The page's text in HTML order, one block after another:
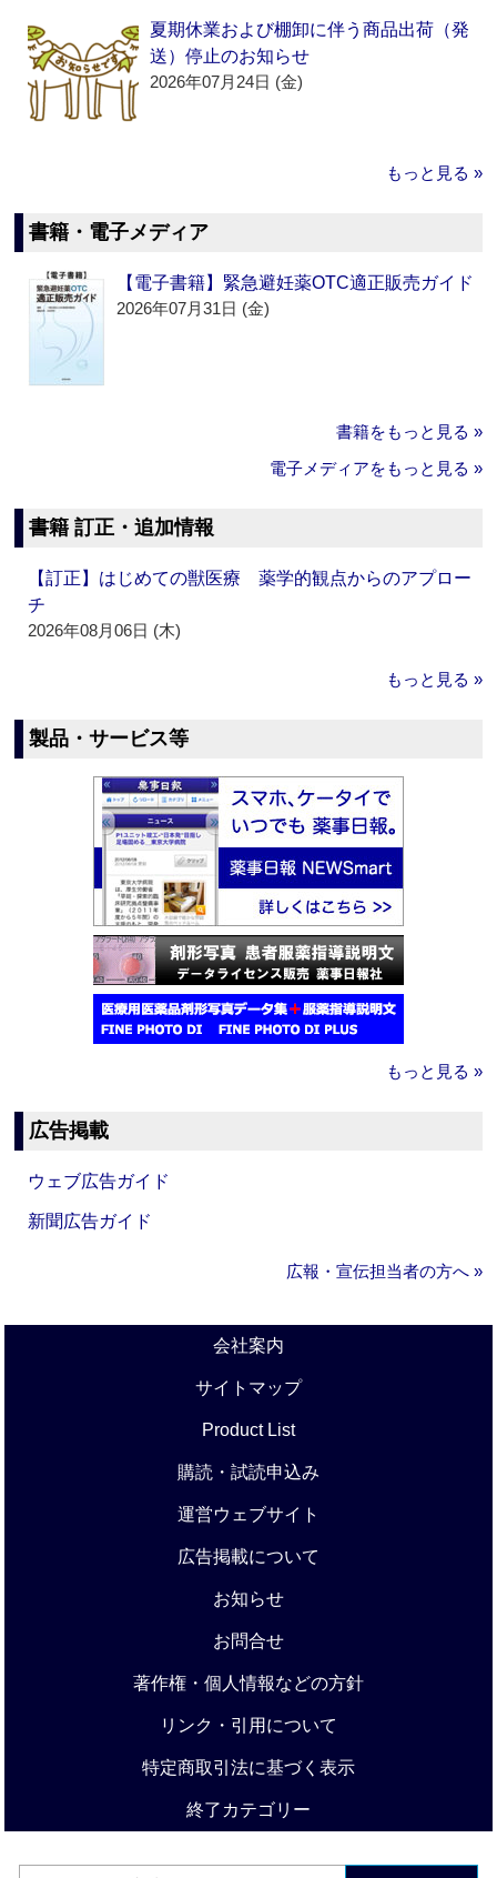
夏期休業および棚卸に伴う商品出荷（発
送）停止のお知らせ
2026年07月24日 (金)
もっと見る »
書籍・電子メディア
【電子書籍】緊急避妊薬OTC適正販売ガイド
2026年07月31日 (金)
書籍をもっと見る »
電子メディアをもっと見る »
書籍 訂正・追加情報
【訂正】はじめての獣医療 薬学的観点からのアプロー
チ
2026年08月06日 (木)
もっと見る »
製品・サービス等
もっと見る »
広告掲載
ウェブ広告ガイド
新聞広告ガイド
広報・宣伝担当者の方へ »
会社案内
サイトマップ
Product List
購読・試読申込み
運営ウェブサイト
広告掲載について
お知らせ
お問合せ
著作権・個人情報などの方針
リンク・引用について
特定商取引法に基づく表示
終了カテゴリー